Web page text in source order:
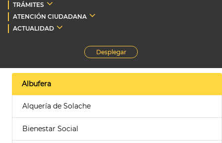
TRÁMITES
ATENCIÓN CIUDADANA
ACTUALIDAD
Desplegar
Albufera
Alquería de Solache
Bienestar Social